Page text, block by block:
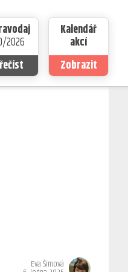
2026
Kalendář
akcí
Zobrazit
Eva Šímová